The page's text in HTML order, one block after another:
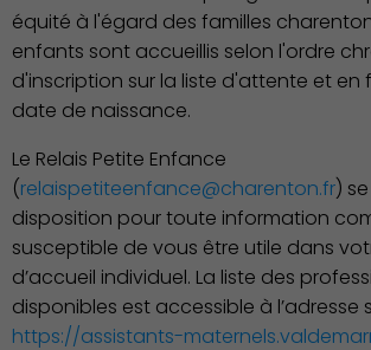
Publication des actes
équité à l'égard des familles
enfants sont accueillis selon l'ordre
d'inscription sur la liste d'attente et en
date de naissance.
Le Relais Petite Enfance
(relaispetiteenfance@charenton.fr)
disposition pour toute information
susceptible de vous être utile dans
d’accueil individuel. La liste des
disponibles est accessible à l’adresse
https://assistants-